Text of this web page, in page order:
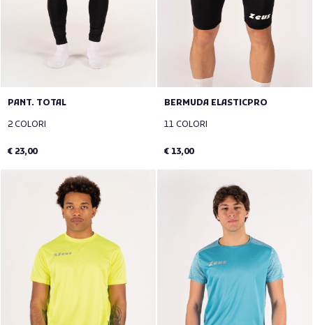
PANT. TOTAL
2 COLORI
€ 23,00
BERMUDA ELASTICPRO
11 COLORI
€ 13,00